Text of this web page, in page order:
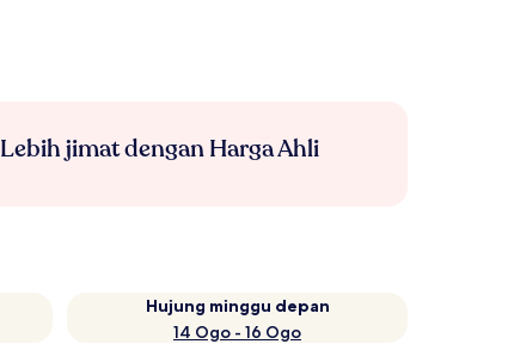
Lebih jimat dengan Harga Ahli
Hujung minggu depan
14 Ogo - 16 Ogo